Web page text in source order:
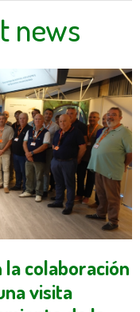
news
colaboración
visita